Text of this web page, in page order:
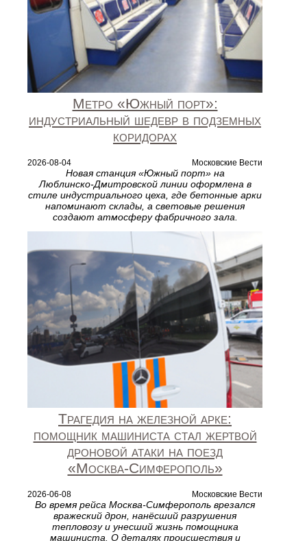
Метро «Южный порт»:
индустриальный шедевр в подземных
коридорах
2026-08-04 Московские Вести
Новая станция «Южный порт» на
Люблинско‑Дмитровской линии оформлена в
стиле индустриального цеха, где бетонные арки
напоминают склады, а световые решения
создают атмосферу фабричного зала.
Трагедия на железной арке:
помощник машиниста стал жертвой
дроновой атаки на поезд
«Москва‑Симферополь»
2026-06-08 Московские Вести
Во время рейса Москва‑Симферополь врезался
вражеский дрон, нанёсший разрушения
тепловозу и унесший жизнь помощника
машиниста. О деталях происшествия и